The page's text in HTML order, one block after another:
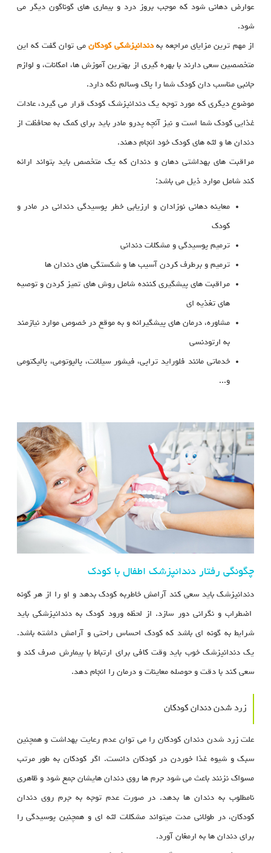
عوارض دهانی شود که موجب بروز درد و بیماری های گوناگون دیگر می
شود.
از مهم ترین مزایای مراجعه به دندانپزشکی کودکانمی توان گفت که این
متخصصین سعی دارند با بهره گیری از بهترین آموزش ها، امکانات، و لوازم
جانبی مناسب دان کودک شما را پاک وسالم نگه دارد.
موضوع دیگری که مورد توجه یک دندانپزشک کودک قرار می گیرد، عادات
غذایی کودک شما است و نیز آنچه پدرو مادر باید برای کمک به محافظت از
دندان ها و لثه های کودک خود انجام دهند.
مراقبت های بهداشتی دهان و دندان که یک متخصص باید بتواند ارائه
کند شامل موارد ذیل می باشد:
معاینه دهانی نوزادان و ارزیابی خطر پوسیدگی دندانی در مادر و
کودک
ترمیم پوسیدگی و مشکلات دندانی
ترمیم و برطرف کردن آسیب ها و شکستگی های دندان ها
مراقبت های پیشگیری کننده شامل روش های تمیز کردن و توصیه
های تغذیه ای
مشاوره، درمان های پیشگیرانه و به موقع در خصوص موارد نیازمند
به ارتودنسی
خدماتی مانند فلوراید تراپی، فیشور سیلانت، پالپوتومی، پالپکتومی
و...
چگونگی رفتار دندانپزشک اطفال با کودک
دندانپزشک باید سعی کند آرامش خاطربه کودک بدهد و او را از هر گونه
اضطراب و نگرانی دور سازد. از لحظه ورود کودک به دندانپزشکی باید
شرایط به گونه ای باشد که کودک احساس راحتی و آرامش داشته باشد.
یک دندانپزشک خوب باید وقت کافی برای ارتباط با بیمارش صرف کند و
سعی کند با دقت و حوصله معاینات و درمان را انجام دهد.
زرد شدن دندان کودکان
علت زرد شدن دندان کودکان را می توان عدم رعایت بهداشت و همچنین
سبک و شیوه غذا خوردن در کودکان دانست. اگر کودکان به طور مرتب
مسواک نزنند باعث می شود جرم ها روی دندان هایشان جمع شود و ظاهری
نامطلوب به دندان ها بدهد. در صورت عدم توجه به جرم روی دندان
کودکان، در طولانی مدت میتواند مشکلات لثه ای و همچنین پوسیدگی را
برای دندان ها به ارمغان آورد.